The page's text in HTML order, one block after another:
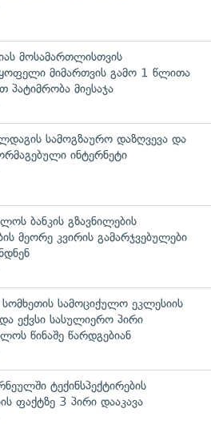
მოსამართლისთვის
მიმართვის გამო 1 წლითა
პატიმრობა მიესაჯა
სამოგზაურო დაზღვევა და
ინტერნეტი
ბანკის გზავნილების
მეორე კვირის გამარჯვებულები
სამოციქულო ეკლესიის
ექვსი სასულიერო პირი
წინაშე წარდგებიან
ტექინსპექტირების
ფაქტზე 3 პირი დააკავა